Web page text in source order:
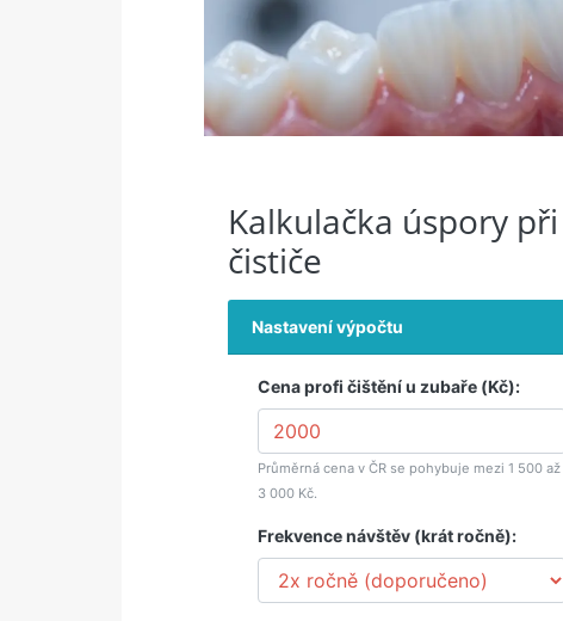
Kalkulačka úspory
čističe
Nastavení výpočtu
Cena profi čištění u zubaře (Kč):
Průměrná cena v ČR se pohybuje mezi 1 500 až
3 000 Kč.
Frekvence návštěv (krát ročně):